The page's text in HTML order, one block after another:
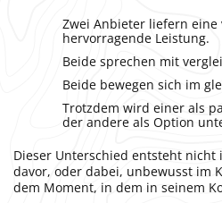
Zwei Anbieter liefern eine
hervorragende Leistung.
Beide sprechen mit
Beide bewegen sich im
Trotzdem wird einer als
der andere als Option
Dieser Unterschied entsteht nicht
davor, oder dabei, unbewusst im
dem Moment, in dem in seinem